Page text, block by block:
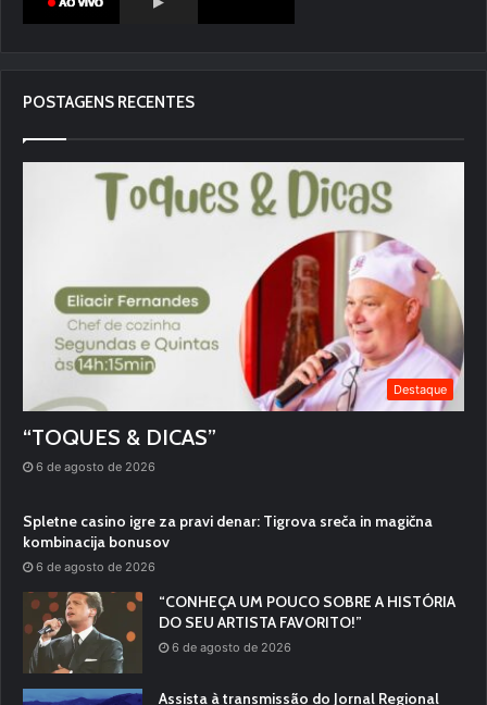
POSTAGENS RECENTES
Destaque
“TOQUES & DICAS”
6 de agosto de 2026
Spletne casino igre za pravi denar: Tigrova sreča in magična
kombinacija bonusov
6 de agosto de 2026
“CONHEÇA UM POUCO SOBRE A HISTÓRIA
DO SEU ARTISTA FAVORITO!”
6 de agosto de 2026
Assista à transmissão do Jornal Regional